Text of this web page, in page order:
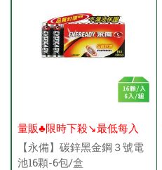
量販♣限時下殺↘️最低每入
$138元
【永備】碳鋅黑金鋼３號電
池16顆-6包/盒